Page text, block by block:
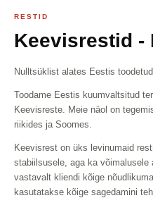
RESTID
Keevisrestid -
Nulltsüklist alates Eestis
Toodame Eestis kuumvaltsitud
Keevisreste. Meie näol on
riikides ja Soomes.
Keevisrest on üks levinumaid
stabiilsusele, aga ka
vastavalt kliendi kõige
kasutatakse kõige sagedamini